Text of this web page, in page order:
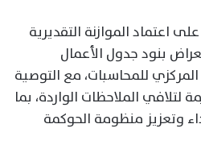
اعتماد الموازنة التقديرية
بنود جدول الأعمال
للمحاسبات، مع التوصية
لتلافي الملاحظات الواردة، بما
وتعزيز منظومة الحوكمة